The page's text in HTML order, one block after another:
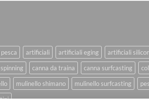
artificiali artificiali eging artificiali
canna da traina canna surfcasting
mulinello shimano mulinello surfcasting